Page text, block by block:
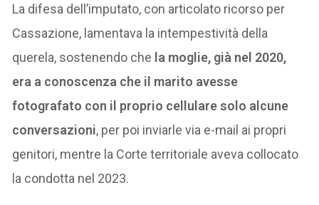
La difesa dell’imputato, con articolato ricorso per
Cassazione, lamentava la intempestività della
querela, sostenendo che la moglie, già nel 2020,
era a conoscenza che il marito avesse
fotografato con il proprio cellulare solo alcune
conversazioni, per poi inviarle via e-mail ai propri
genitori, mentre la Corte territoriale aveva collocato
la condotta nel 2023.